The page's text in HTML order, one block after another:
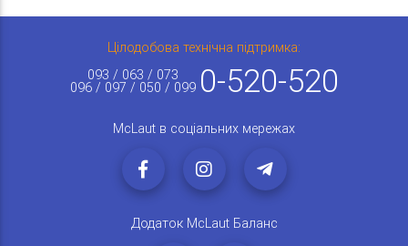
Цілодобова технічна підтримка:
093 / 063 / 073
096 / 097 / 050 / 099 0-520-520
McLaut в соціальних мережах
Додаток McLaut Баланс